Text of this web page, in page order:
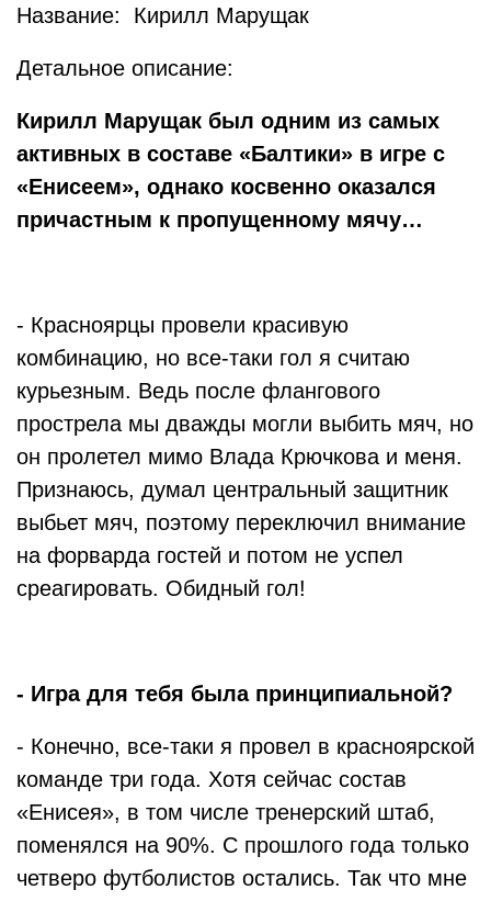
Название: Кирилл Марущак
Детальное описание:
Кирилл Марущак был одним из самых
активных в составе «Балтики» в игре с
«Енисеем», однако косвенно оказался
причастным к пропущенному мячу…
- Красноярцы провели красивую
комбинацию, но все-таки гол я считаю
курьезным. Ведь после флангового
прострела мы дважды могли выбить мяч, но
он пролетел мимо Влада Крючкова и меня.
Признаюсь, думал центральный защитник
выбьет мяч, поэтому переключил внимание
на форварда гостей и потом не успел
среагировать. Обидный гол!
- Игра для тебя была принципиальной?
- Конечно, все-таки я провел в красноярской
команде три года. Хотя сейчас состав
«Енисея», в том числе тренерский штаб,
поменялся на 90%. С прошлого года только
четверо футболистов остались. Так что мне